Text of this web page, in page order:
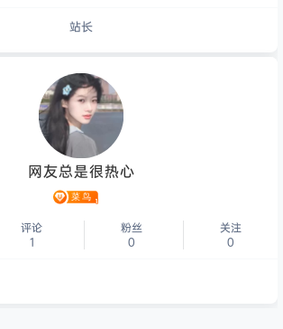
站长
个人主页
网友总是很热心
评论
1
粉丝
0
关注
0